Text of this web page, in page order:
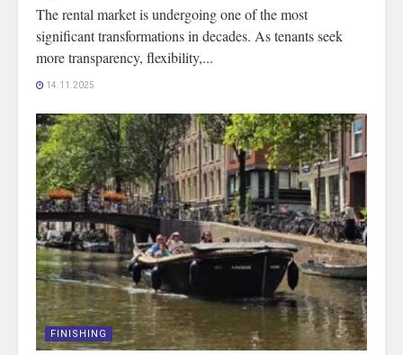
The rental market is undergoing one of the most
significant transformations in decades. As tenants seek
more transparency, flexibility,...
14.11.2025
FINISHING